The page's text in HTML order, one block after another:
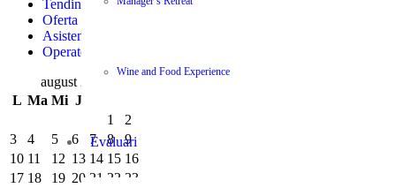
Wine and Food Experience
Evaluari
Tendințe și Eficiență Financiară în Logistica Modernă
Oferta Job – Sofer cat B
Asistent Manager – Secretara
Operator logistica
august 2026
L Ma Mi J
1
2
3
4 5 6 7 8
9
10 11 12 13 14 15 16
17 18 19 20 21 22 23